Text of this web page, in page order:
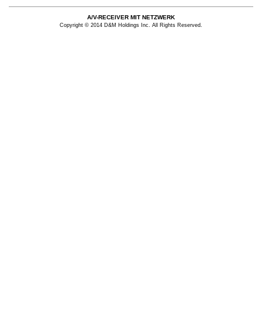
A/V-RECEIVER MIT NETZWERK
Copyright © 2014 D&M Holdings Inc. All Rights Reserved.